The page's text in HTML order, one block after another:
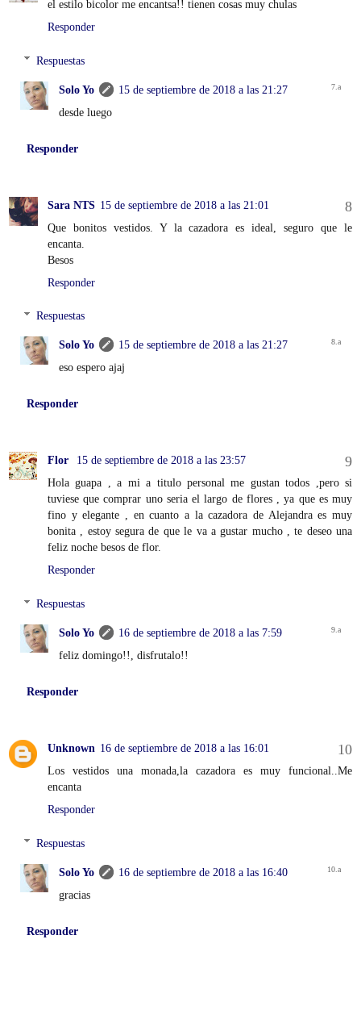
el estilo bicolor me encantsa!! tienen cosas muy chulas
Responder
Respuestas
Solo Yo
15 de septiembre de 2018 a las 21:27
desde luego
Responder
Sara NTS 15 de septiembre de 2018 a las 21:01
Que bonitos vestidos. Y la cazadora es ideal, seguro que le
encanta.
Besos
Responder
Respuestas
Solo Yo
15 de septiembre de 2018 a las 21:27
eso espero ajaj
Responder
Flor
15 de septiembre de 2018 a las 23:57
Hola guapa , a mi a titulo personal me gustan todos ,pero si
tuviese que comprar uno seria el largo de flores , ya que es muy
fino y elegante , en cuanto a la cazadora de Alejandra es muy
bonita , estoy segura de que le va a gustar mucho , te deseo una
feliz noche besos de flor.
Responder
Respuestas
Solo Yo
16 de septiembre de 2018 a las 7:59
feliz domingo!!, disfrutalo!!
Responder
Unknown 16 de septiembre de 2018 a las 16:01
Los vestidos una monada,la cazadora es muy funcional..Me
encanta
Responder
Respuestas
Solo Yo
16 de septiembre de 2018 a las 16:40
gracias
Responder